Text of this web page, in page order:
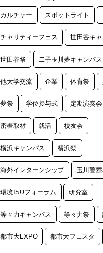
カルチャー スポットライト
チャリティーフェス 世田谷キ
世田谷祭 二子玉川夢キャンパス
他大学交流 企業 体育祭
夢祭 学位授与式 定期演奏会
密着取材 就活 校友会
横浜キャンパス 横浜祭
海外インターンシップ 玉川警
環境ISOフォーラム 研究室
等々力キャンパス 等々力祭
都市大EXPO 都市大フェスタ